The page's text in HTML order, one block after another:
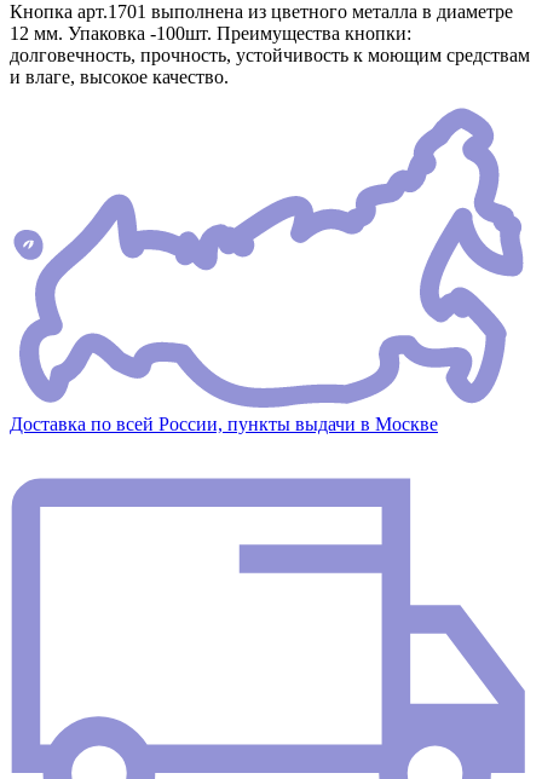
Кнопка арт.1701 выполнена из цветного металла в диаметре
12 мм. Упаковка -100шт. Преимущества кнопки:
долговечность, прочность, устойчивость к моющим средствам
и влаге, высокое качество.
Доставка по всей России, пункты выдачи в Москве